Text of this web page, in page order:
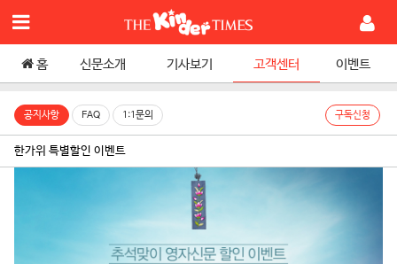
홈 신문소개 기사보기 고객센터 이벤트
공지사항 FAQ 1:1문의 구독신청
한가위 특별할인 이벤트